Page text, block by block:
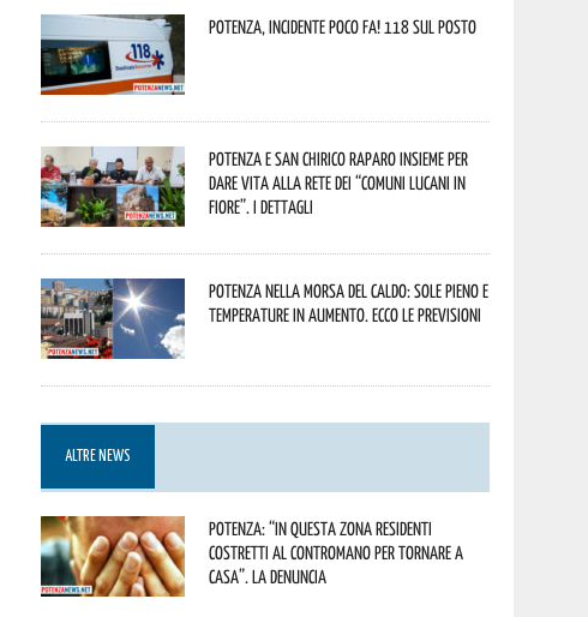
Potenza, incidente poco fa! 118 sul posto
Potenza e San Chirico Raparo insieme per
dare vita alla rete dei “Comuni Lucani in
Fiore”. I dettagli
Potenza nella morsa del caldo: sole pieno e
temperature in aumento. Ecco le previsioni
ALTRE NEWS
Potenza: “In questa zona residenti
costretti al contromano per tornare a
casa”. La denuncia